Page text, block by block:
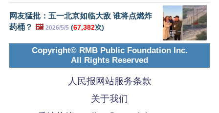
网友猛批：五一北京如临大敌 谁将点燃炸
药桶？ 🖼️ 2026/5/5 (67,382次)
Copyright© RMB Public Foundation Inc.
All Rights Reserved
人民报网站服务条款
关于我们